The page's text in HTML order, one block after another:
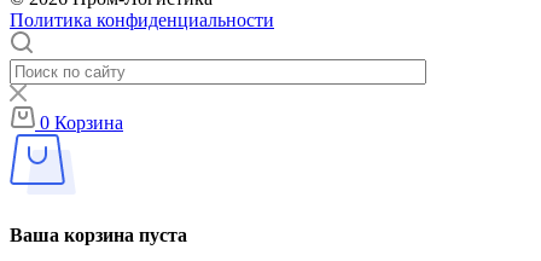
Политика конфиденциальности
0 Корзина
Ваша корзина пуста